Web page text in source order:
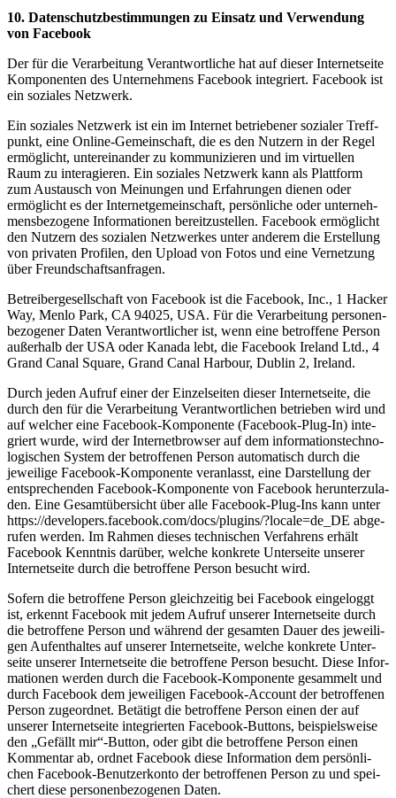
10. Daten­schutz­be­stim­mun­gen zu Ein­satz und Ver­wen­dung
von Facebook
Der für die Ver­ar­bei­tung Ver­ant­wort­li­che hat auf die­ser Inter­net­sei­te
Kom­po­nen­ten des Unter­neh­mens Face­book inte­griert. Face­book ist
ein sozia­les Netzwerk.
Ein sozia­les Netz­werk ist ein im Inter­net betrie­be­ner sozia­ler Treff­
punkt, eine Online-Gemein­schaft, die es den Nut­zern in der Regel
ermög­licht, unter­ein­an­der zu kom­mu­ni­zie­ren und im vir­tu­el­len
Raum zu inter­agie­ren. Ein sozia­les Netz­werk kann als Platt­form
zum Aus­tausch von Mei­nun­gen und Erfah­run­gen die­nen oder
ermög­licht es der Inter­net­ge­mein­schaft, per­sön­li­che oder unter­neh­
mens­be­zo­ge­ne Infor­ma­tio­nen bereit­zu­stel­len. Face­book ermög­licht
den Nut­zern des sozia­len Netz­wer­kes unter ande­rem die Erstel­lung
von pri­va­ten Pro­fi­len, den Upload von Fotos und eine Ver­net­zung
über Freundschaftsanfragen.
Betrei­ber­ge­sell­schaft von Face­book ist die Face­book, Inc., 1 Hacker
Way, Men­lo Park, CA 94025, USA. Für die Ver­ar­bei­tung per­so­nen­
be­zo­ge­ner Daten Ver­ant­wort­li­cher ist, wenn eine betrof­fe­ne Per­son
außer­halb der USA oder Kana­da lebt, die Face­book Ire­land Ltd., 4
Grand Canal Squa­re, Grand Canal Har­bour, Dub­lin 2, Ireland.
Durch jeden Auf­ruf einer der Ein­zel­sei­ten die­ser Inter­net­sei­te, die
durch den für die Ver­ar­bei­tung Ver­ant­wort­li­chen betrie­ben wird und
auf wel­cher eine Face­book-Kom­po­nen­te (Face­book-Plug-In) inte­
griert wur­de, wird der Inter­net­brow­ser auf dem infor­ma­ti­ons­tech­no­
lo­gi­schen Sys­tem der betrof­fe­nen Per­son auto­ma­tisch durch die
jewei­li­ge Face­book-Kom­po­nen­te ver­an­lasst, eine Dar­stel­lung der
ent­spre­chen­den Face­book-Kom­po­nen­te von Face­book her­un­ter­zu­la­
den. Eine Gesamt­über­sicht über alle Face­book-Plug-Ins kann unter
https://developers.facebook.com/docs/plugins/?locale=de_DE abge­
ru­fen wer­den. Im Rah­men die­ses tech­ni­schen Ver­fah­rens erhält
Face­book Kennt­nis dar­über, wel­che kon­kre­te Unter­sei­te unse­rer
Inter­net­sei­te durch die betrof­fe­ne Per­son besucht wird.
Sofern die betrof­fe­ne Per­son gleich­zei­tig bei Face­book ein­ge­loggt
ist, erkennt Face­book mit jedem Auf­ruf unse­rer Inter­net­sei­te durch
die betrof­fe­ne Per­son und wäh­rend der gesam­ten Dau­er des jewei­li­
gen Auf­ent­hal­tes auf unse­rer Inter­net­sei­te, wel­che kon­kre­te Unter­
sei­te unse­rer Inter­net­sei­te die betrof­fe­ne Per­son besucht. Die­se Infor­
ma­tio­nen wer­den durch die Face­book-Kom­po­nen­te gesam­melt und
durch Face­book dem jewei­li­gen Face­book-Account der betrof­fe­nen
Per­son zuge­ord­net. Betä­tigt die betrof­fe­ne Per­son einen der auf
unse­rer Inter­net­sei­te inte­grier­ten Face­book-But­tons, bei­spiels­wei­se
den „Gefällt mir“-Button, oder gibt die betrof­fe­ne Per­son einen
Kom­men­tar ab, ord­net Face­book die­se Infor­ma­ti­on dem per­sön­li­
chen Face­book-Benut­zer­kon­to der betrof­fe­nen Per­son zu und spei­
chert die­se per­so­nen­be­zo­ge­nen Daten.